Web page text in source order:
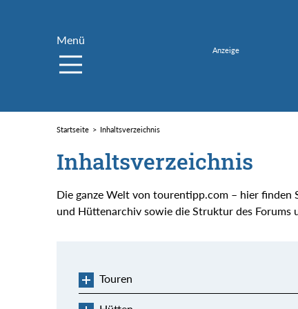
Menü
Startseite Inhaltsverzeichnis
Inhaltsverzeichnis
Die ganze Welt von tourentipp.com – hier finden
und Hüttenarchiv sowie die Struktur des Forums
Touren